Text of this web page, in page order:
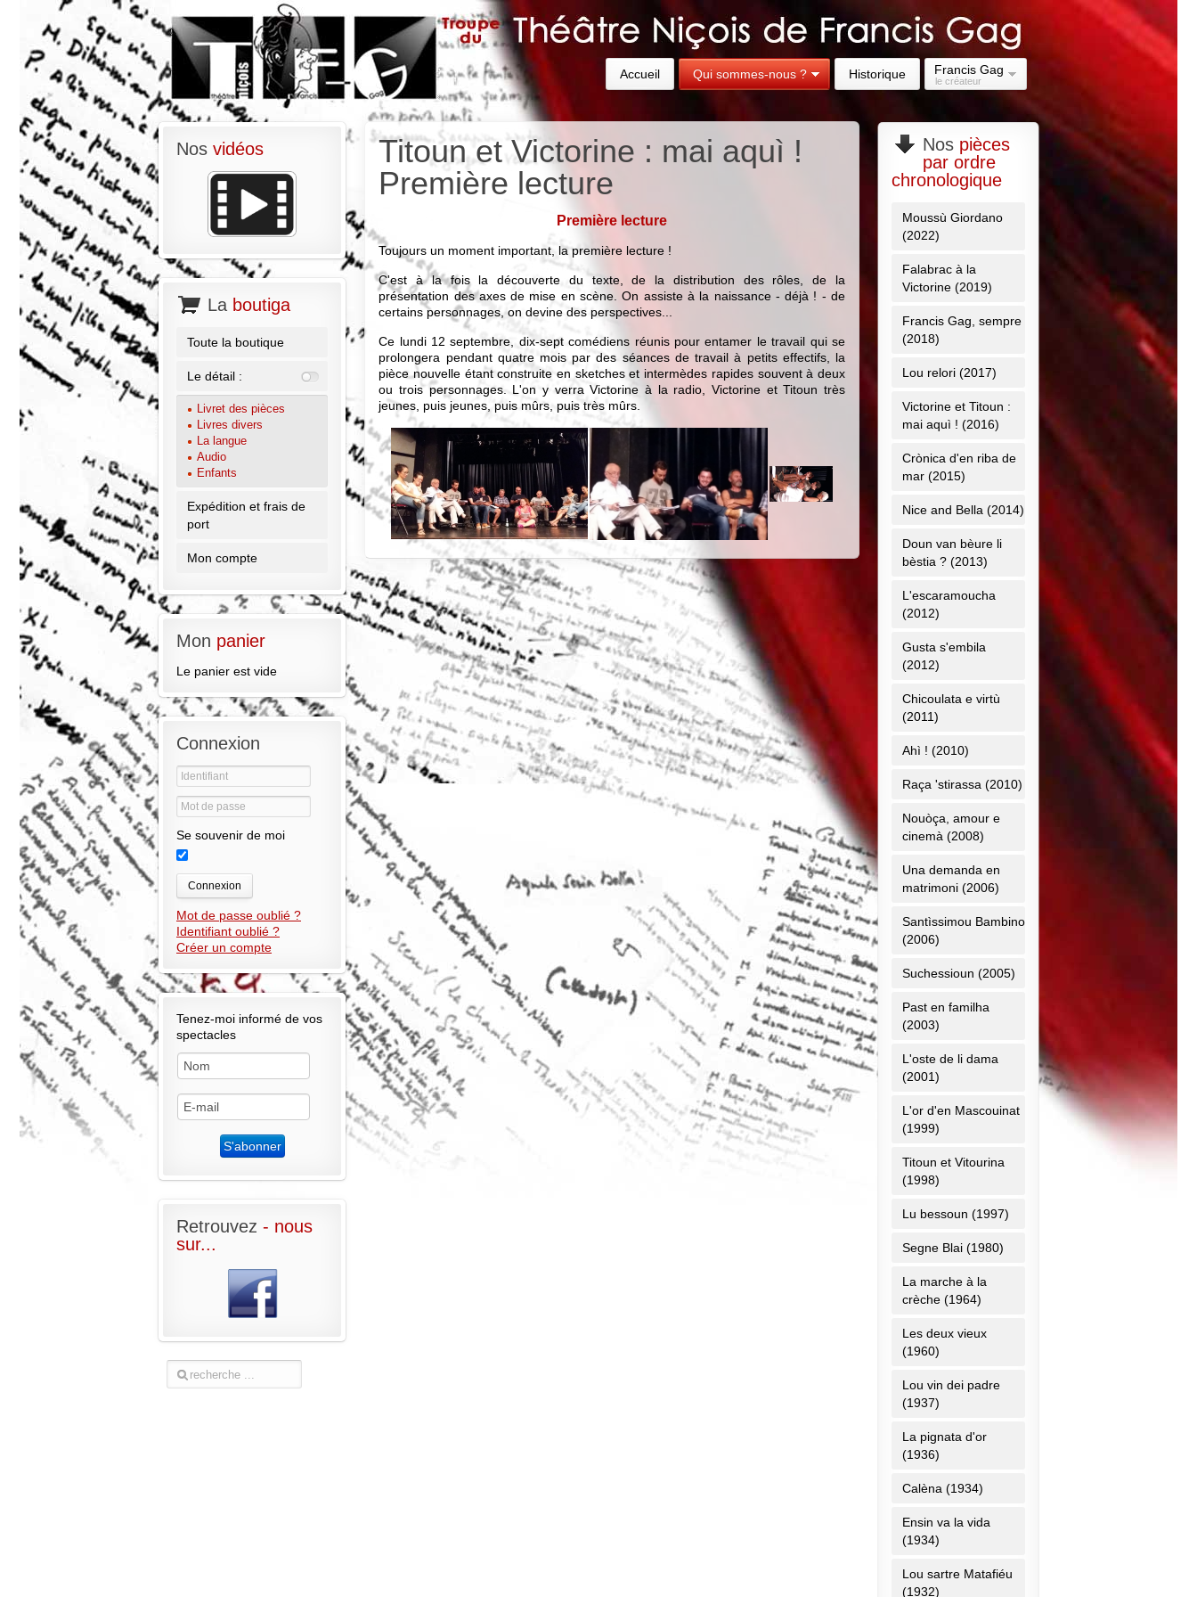
Accueil Qui sommes-nous ? Historique Francis Gag
le créateur
Titoun et Victorine : mai aquì !
Première lecture
Première lecture
Toujours un moment important, la première lecture !
C'est à la fois la découverte du texte, de la distribution des rôles, de la
présentation des axes de mise en scène. On assiste à la naissance - déjà ! - de
certains personnages, on devine des perspectives...
Ce lundi 12 septembre, dix-sept comédiens réunis pour entamer le travail qui se
prolongera pendant quatre mois par des séances de travail à petits effectifs, la
pièce nouvelle étant construite en sketches et intermèdes rapides souvent à deux
ou trois personnages. L'on y verra Victorine à la radio, Victorine et Titoun très
jeunes, puis jeunes, puis mûrs, puis très mûrs.
Nos vidéos
La boutiga
Toute la boutique
Le détail :
Livret des pièces
Livres divers
La langue
Audio
Enfants
Expédition et frais de
port
Mon compte
Mon panier
Le panier est vide
Connexion
Se souvenir de moi
Connexion
Mot de passe oublié ?
Identifiant oublié ?
Créer un compte
Tenez-moi informé de vos
spectacles
Retrouvez - nous
sur...
Nospièces
par ordre
chronologique
Moussù Giordano
(2022)
Falabrac à la
Victorine (2019)
Francis Gag, sempre
(2018)
Lou relori (2017)
Victorine et Titoun :
mai aquì ! (2016)
Crònica d'en riba de
mar (2015)
Nice and Bella (2014)
Doun van bèure li
bèstia ? (2013)
L'escaramoucha
(2012)
Gusta s'embila
(2012)
Chicoulata e virtù
(2011)
Ahì ! (2010)
Raça 'stirassa (2010)
Nouòça, amour e
cinemà (2008)
Una demanda en
matrimoni (2006)
Santìssimou Bambino
(2006)
Suchessioun (2005)
Past en familha
(2003)
L'oste de li dama
(2001)
L'or d'en Mascouinat
(1999)
Titoun et Vitourina
(1998)
Lu bessoun (1997)
Segne Blai (1980)
La marche à la
crèche (1964)
Les deux vieux
(1960)
Lou vin dei padre
(1937)
La pignata d'or
(1936)
Calèna (1934)
Ensin va la vida
(1934)
Lou sartre Matafiéu
(1932)